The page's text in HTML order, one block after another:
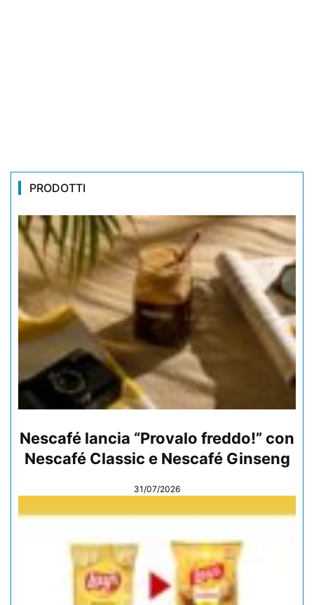
PRODOTTI
Nescafé lancia “Provalo freddo!” con
Nescafé Classic e Nescafé Ginseng
31/07/2026